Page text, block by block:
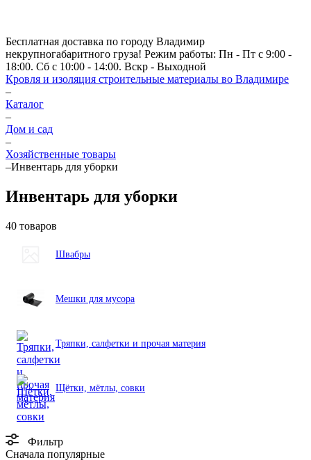
Бесплатная доставка по городу Владимир
некрупногабаритного груза! Режим работы: Пн - Пт с 9:00 -
18:00. Сб с 10:00 - 14:00. Вскр - Выходной
Кровля и изоляция строительные материалы во Владимире
–
Каталог
–
Дом и сад
–
Хозяйственные товары
–Инвентарь для уборки
Инвентарь для уборки
40 товаров
Швабры
Мешки для мусора
Тряпки, салфетки и прочая материя
Щётки, мётлы, совки
Фильтр
Сначала популярные